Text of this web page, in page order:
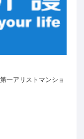
一アリストマンショ